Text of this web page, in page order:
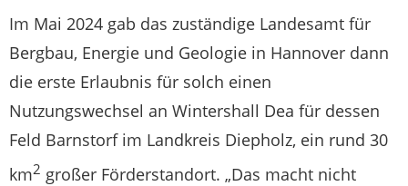
Im Mai 2024 gab das zuständige Landesamt für
Bergbau, Energie und Geologie in Hannover dann
die erste Erlaubnis für solch einen
Nutzungswechsel an Wintershall Dea für dessen
Feld Barnstorf im Landkreis Diepholz, ein rund 30
km2 großer Förderstandort. „Das macht nicht